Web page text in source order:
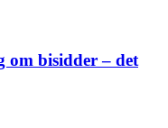
bisidder – det